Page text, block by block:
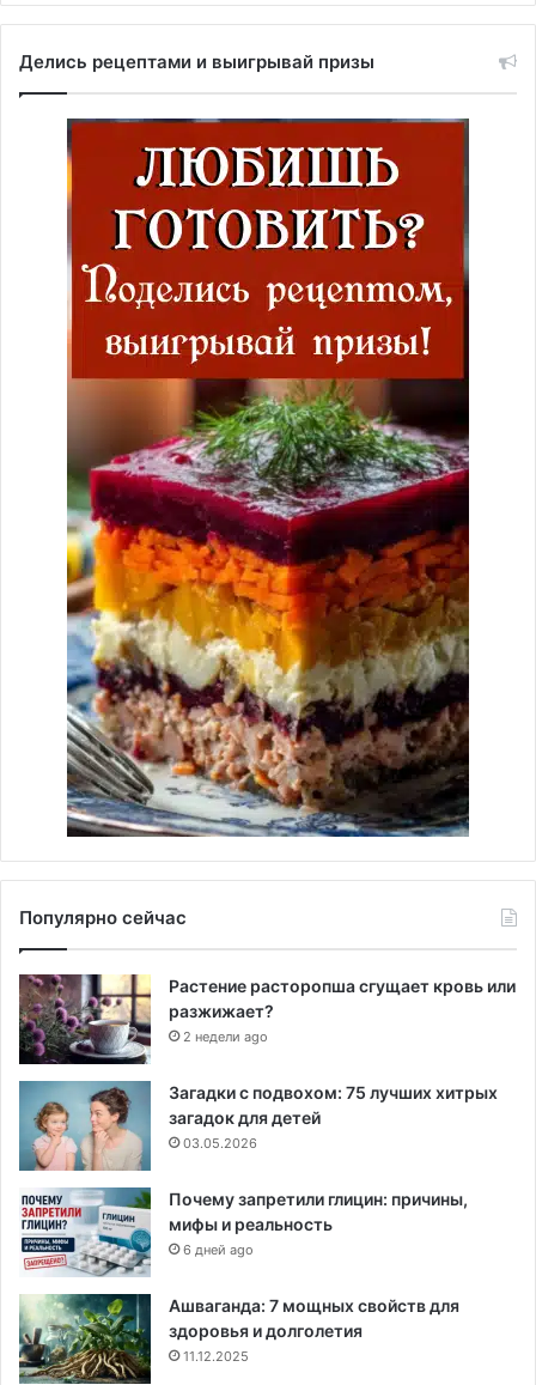
Делись рецептами и выигрывай призы
Популярно сейчас
Растение расторопша сгущает кровь или
разжижает?
2 недели ago
Загадки с подвохом: 75 лучших хитрых
загадок для детей
03.05.2026
Почему запретили глицин: причины,
мифы и реальность
6 дней ago
Ашваганда: 7 мощных свойств для
здоровья и долголетия
11.12.2025